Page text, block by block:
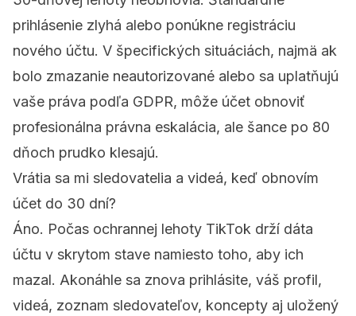
prihlásenie zlyhá alebo ponúkne registráciu
nového účtu. V špecifických situáciách, najmä ak
bolo zmazanie neautorizované alebo sa uplatňujú
vaše práva podľa GDPR, môže účet obnoviť
profesionálna právna eskalácia, ale šance po 80
dňoch prudko klesajú.
Vrátia sa mi sledovatelia a videá, keď obnovím
účet do 30 dní?
Áno. Počas ochrannej lehoty TikTok drží dáta
účtu v skrytom stave namiesto toho, aby ich
mazal. Akonáhle sa znova prihlásite, váš profil,
videá, zoznam sledovateľov, koncepty aj uložený